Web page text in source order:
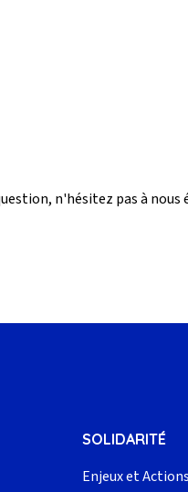
n'hésitez pas à nous
SOLIDARITÉ
Enjeux et Actions